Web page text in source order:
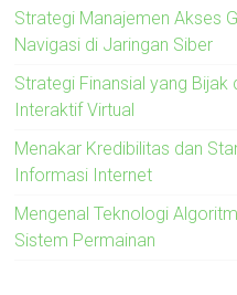
Strategi Manajemen Akses
Navigasi di Jaringan Siber
Strategi Finansial yang Bijak
Interaktif Virtual
Menakar Kredibilitas dan
Informasi Internet
Mengenal Teknologi
Sistem Permainan